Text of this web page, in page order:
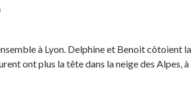
à Lyon. Delphine et Benoit côtoient la
ont plus la tête dans la neige des Alpes, à